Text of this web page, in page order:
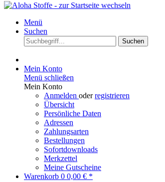
Menü
Suchen
Suchen
Mein Konto
Menü schließen
Mein Konto
Anmelden oderregistrieren
Übersicht
Persönliche Daten
Adressen
Zahlungsarten
Bestellungen
Sofortdownloads
Merkzettel
Meine Gutscheine
Warenkorb 0 0,00 € *